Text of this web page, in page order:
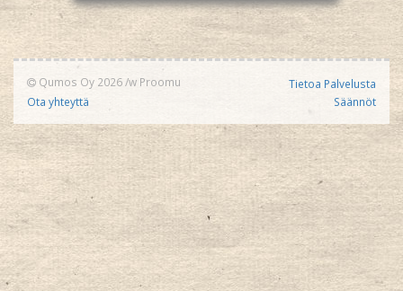
Qumos Oy 2026/w Proomu
Ota yhteyttä
Tietoa Palvelusta
Säännöt